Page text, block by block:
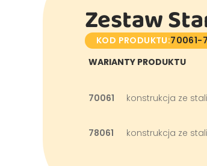
Zestaw
KOD PRODUKTU:70061-
WARIANTY PRODUKTU
70061 konstrukcja ze
78061 konstrukcja ze